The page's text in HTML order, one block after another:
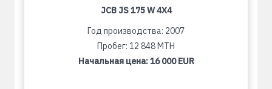
JCB JS 175 W 4X4
Год производства: 2007
Пробег: 12 848 MTH
Начальная цена:16 000 EUR